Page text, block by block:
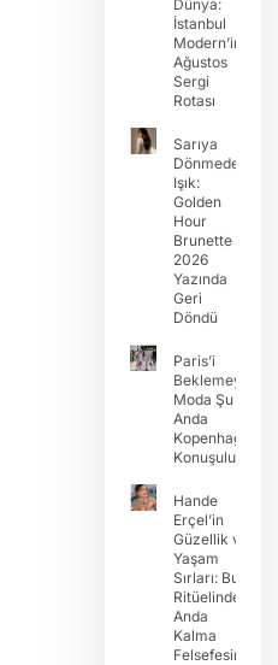
Dünya:
İstanbul
Modern’in
Ağustos
Sergi
Rotası
Sarıya
Dönmeden
Işık:
Golden
Hour
Brunette
2026
Yazında
Geri
Döndü
Paris’i
Beklemeyin:
Moda Şu
Anda
Kopenhag’da
Konuşuluyor
Hande
Erçel’in
Güzellik ve
Yaşam
Sırları: Buz
Ritüelinden
Anda
Kalma
Felsefesine